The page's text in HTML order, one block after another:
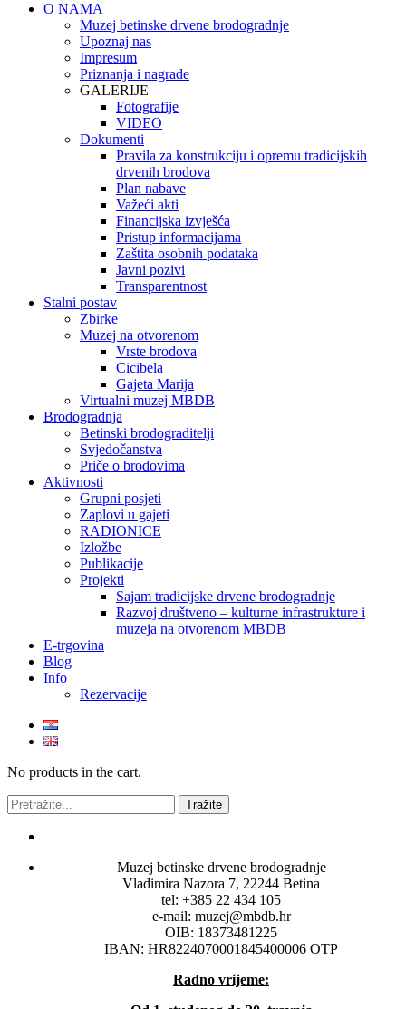
O NAMA
Muzej betinske drvene brodogradnje
Upoznaj nas
Impresum
Priznanja i nagrade
GALERIJE
Fotografije
VIDEO
Dokumenti
Pravila za konstrukciju i opremu tradicijskih
drvenih brodova
Plan nabave
Važeći akti
Financijska izvješća
Pristup informacijama
Zaštita osobnih podataka
Javni pozivi
Transparentnost
Stalni postav
Zbirke
Muzej na otvorenom
Vrste brodova
Cicibela
Gajeta Marija
Virtualni muzej MBDB
Brodogradnja
Betinski brodograditelji
Svjedočanstva
Priče o brodovima
Aktivnosti
Grupni posjeti
Zaplovi u gajeti
RADIONICE
Izložbe
Publikacije
Projekti
Sajam tradicijske drvene brodogradnje
Razvoj društveno – kulturne infrastrukture i
muzeja na otvorenom MBDB
E-trgovina
Blog
Info
Rezervacije
No products in the cart.
Muzej betinske drvene brodogradnje
Vladimira Nazora 7, 22244 Betina
tel: +385 22 434 105
e-mail: muzej@mbdb.hr
OIB: 18373481225
IBAN: HR8224070001845400006 OTP
Radno vrijeme: